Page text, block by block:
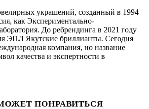
украшений, созданный в 1994
как Экспериментально-
До ребрендинга в 2021 году
ЭПЛ Якутские бриллианты. Сегодня
компания, но название
качества и экспертности в
ПОНРАВИТЬСЯ